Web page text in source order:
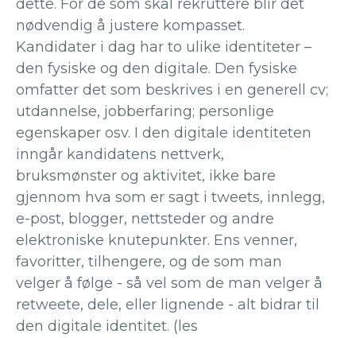
dette. For de som skal rekruttere blir det
nødvendig å justere kompasset.
Kandidater i dag har to ulike identiteter –
den fysiske og den digitale. Den fysiske
omfatter det som beskrives i en generell cv;
utdannelse, jobberfaring; personlige
egenskaper osv. I den digitale identiteten
inngår kandidatens nettverk,
bruksmønster og aktivitet, ikke bare
gjennom hva som er sagt i tweets, innlegg,
e-post, blogger, nettsteder og andre
elektroniske knutepunkter. Ens venner,
favoritter, tilhengere, og de som man
velger å følge - så vel som de man velger å
retweete, dele, eller lignende - alt bidrar til
den digitale identitet. (les